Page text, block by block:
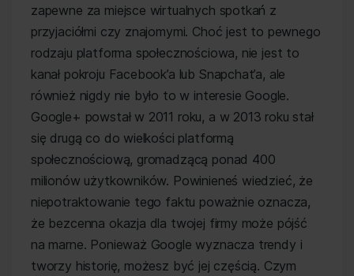
zapewne za miejsce wirtualnych spotkań z
przyjaciółmi czy znajomymi. Choć jest to pewnego
rodzaju platforma społecznościowa, nie jest to
kanał pokroju Facebook’a lub Snapchat’a, ale
również nigdy nie było to w interesie Google.
Google+ powstał w 2011 roku, a w 2013 roku stał
się drugą co do wielkości platformą
społecznościową, gromadzącą ponad 400
milionów użytkowników. Powinieneś wiedzieć, że
niepotraktowanie tego faktu poważnie oznacza,
że bezcenna okazja dla twojej firmy może pójść
na marne. Ponieważ Google wyznacza trendy i
tworzy historię, możesz być jej częścią. Czym